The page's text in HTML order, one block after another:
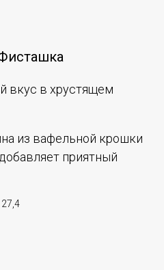
вкус в хрустящем
из вафельной крошки
приятный